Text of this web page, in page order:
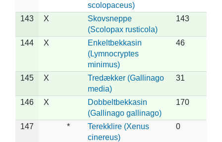
scolopaceus)
143 X
Skovsneppe
(Scolopax rusticola)
143
144 X
Enkeltbekkasin
(Lymnocryptes
minimus)
46
145 X
Tredækker (Gallinago
media)
31
146 X
Dobbeltbekkasin
(Gallinago gallinago)
170
147 *
Terekklire (Xenus
cinereus)
0